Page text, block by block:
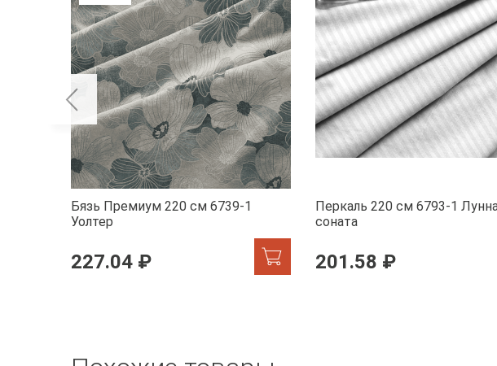
Бязь Премиум 220 см 6739-1
Уолтер
227.04 ₽
Перкаль 220 см 6793-1
соната
201.58 ₽